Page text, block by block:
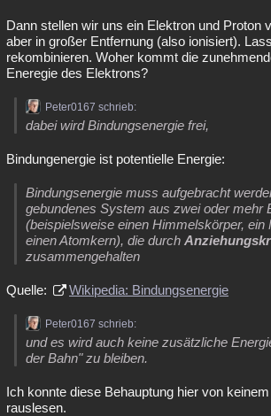
Dann stellen wir uns ein Elektron und Proton
aber in großer Entfernung (also ionisiert).
rekombinieren. Woher kommt die
Eneregie des Elektrons?
Peter0167 schrieb:
dabei wird Bindungsenergie frei,
Bindungenergie ist potentielle Energie:
Bindungsenergie muss aufgebracht
gebundenes System aus zwei oder mehr
(beispielsweise einen Himmelskörper, ein
einen Atomkern), die durch
zusammengehalten
Quelle: Wikipedia: Bindungsenergie
Peter0167 schrieb:
und es wird auch keine zusätzliche
der Bahn" zu bleiben.
Ich konnte diese Behauptung hier von
rauslesen.